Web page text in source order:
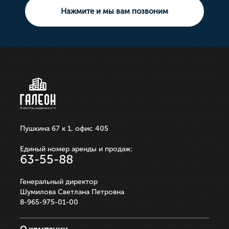
ЗАПИСАТЬСЯ НА ПРОСМОТР
750 000р.
10 000 000р.
ЗАПИСАТЬСЯ НА ПРОСМОТР
21 100 000р.
Нажмите и мы вам позвоним
Пушкина 67 к 1, офис 405
Единый номер аренды и продаж:
63-55-88
Генеральный директор
Шумилова Светлана Петровна
8-965-975-01-00